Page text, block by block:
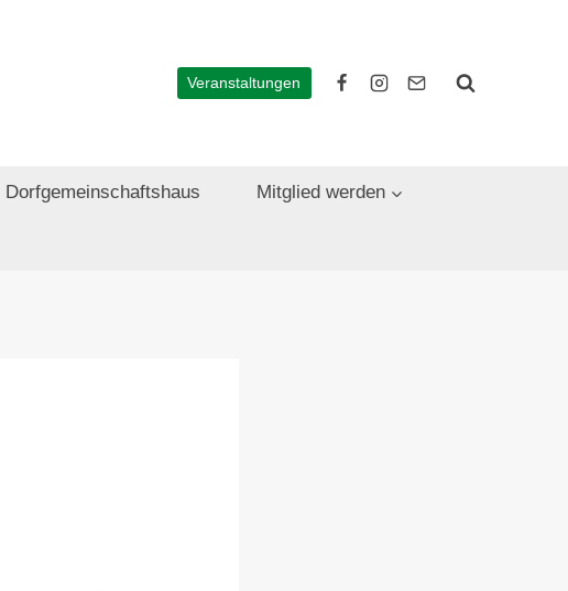
Veranstaltungen
Dorfgemeinschaftshaus Mitglied werden